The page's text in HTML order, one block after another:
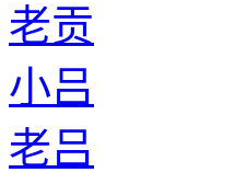
老贡
小吕
老吕